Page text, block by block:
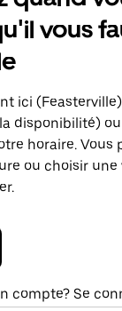
vous
ici
disponibilité)
horaire. Vous
ou choisir une
compte? Se